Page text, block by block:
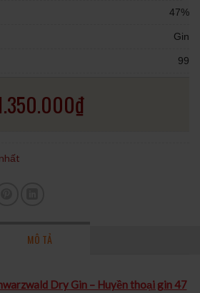
47%
Gin
99
₫
MÔ TẢ
Dry Gin – Huyền thoại gin 47